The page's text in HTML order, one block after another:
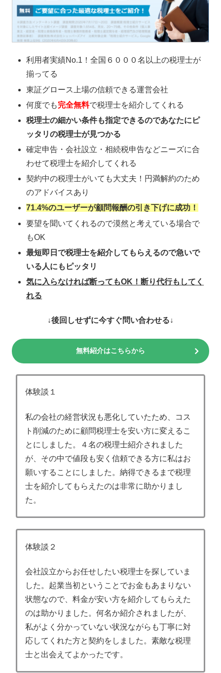
利用者実績No.1！全国６０００名以上の税理士が
揃ってる
東証グロース上場の信頼できる運営会社
何度でも完全無料で税理士を紹介してくれる
税理士の細かい条件も指定できるのであなたにピ
ッタリの税理士が見つかる
確定申告・会社設立・相続税申告などニーズに合
わせて税理士を紹介してくれる
契約中の税理士がいても大丈夫！円満解約のため
のアドバイスあり
71.4%のユーザーが顧問報酬の引き下げに成功！
要望を聞いてくれるので漠然と考えている場合で
もOK
最短即日で税理士を紹介してもらえるので急いで
いる人にもピッタリ
気に入らなければ断ってもOK！断り代行もしてく
れる
↓後回しせずに今すぐ問い合わせる↓
無料紹介はこちらから
体験談１
私の会社の経営状況も悪化していたため、コス
ト削減のために顧問税理士を安い方に変えるこ
とにしました。４名の税理士紹介されました
が、その中で値段も安く信頼できる方に私はお
願いすることにしました。納得できるまで税理
士を紹介してもらえたのは非常に助かりまし
た。
体験談２
会社設立からお任せしたい税理士を探していま
した。起業当初ということでお金もあまりない
状態なので、料金が安い方を紹介してもらえた
のは助かりました。何名か紹介されましたが、
私がよく分かっていない状況ながらも丁寧に対
応してくれた方と契約をしました。素敵な税理
士と出会えてよかったです。